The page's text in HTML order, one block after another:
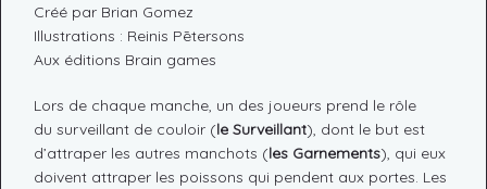
Créé par Brian Gomez
Illustrations : Reinis Pētersons
Aux éditions Brain games
Lors de chaque manche, un des joueurs prend le rôle
du surveillant de couloir (le Surveillant), dont le but est
d’attraper les autres manchots (les Garnements), qui eux
doivent attraper les poissons qui pendent aux portes. Les